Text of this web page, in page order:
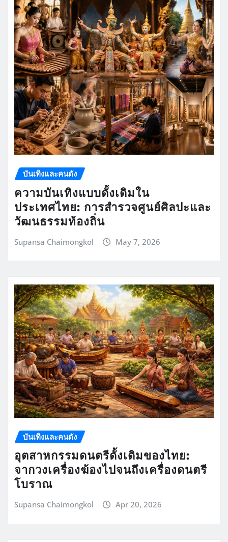
บันเทิงและคนดัง
ความบันเทิงแบบดั้งเดิมใน
ประเทศไทย: การสำรวจศูนย์ศิลปะและ
วัฒนธรรมท้องถิ่น
Supansa Chaimongkol May 7, 2026
บันเทิงและคนดัง
อุตสาหกรรมดนตรีดั้งเดิมของไทย:
จากวงเครื่องฆ้องไปจนถึงเครื่องดนตรี
โบราณ
Supansa Chaimongkol Apr 20, 2026